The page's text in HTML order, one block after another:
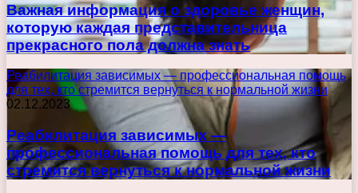
Важная информация о здоровье женщин,
которую каждая представительница
прекрасного пола должна знать
Реабилитация зависимых — профессиональная помощь
для тех, кто стремится вернуться к нормальной жизни
02.12.2023
Реабилитация зависимых —
профессиональная помощь для тех, кто
стремится вернуться к нормальной жизни